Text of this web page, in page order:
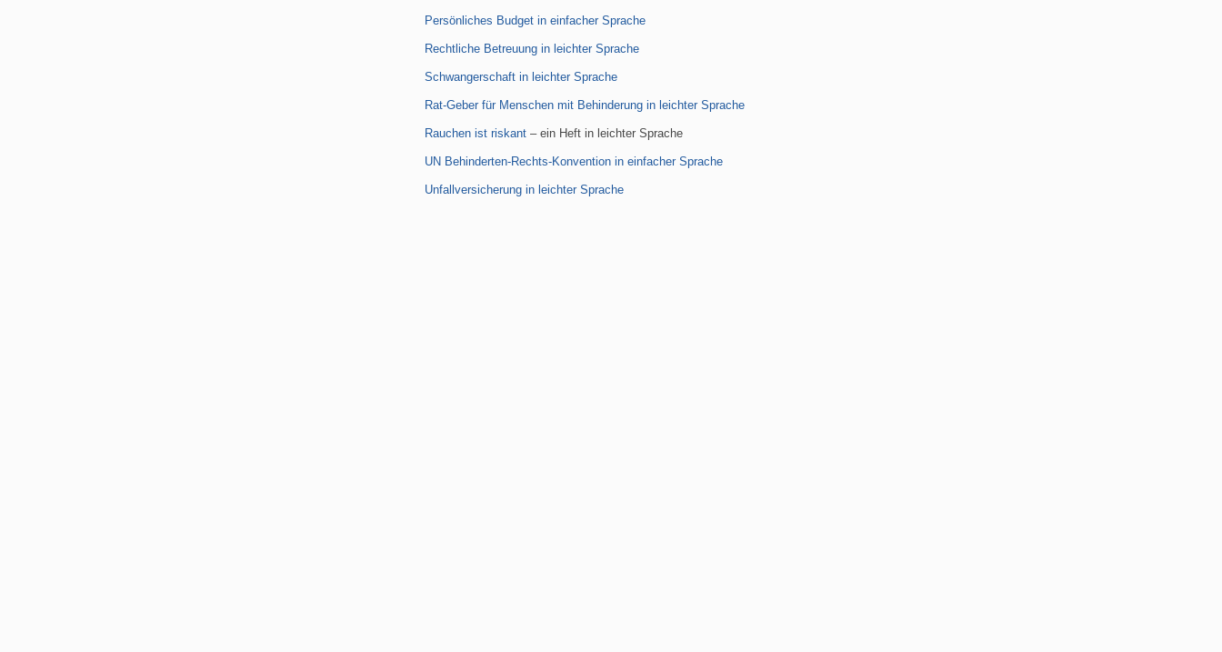
Persönliches Budget in einfacher Sprache
Rechtliche Betreuung in leichter Sprache
Schwangerschaft in leichter Sprache
Rat-Geber für Menschen mit Behinderung in leichter Sprache
Rauchen ist riskant – ein Heft in leichter Sprache
UN Behinderten-Rechts-Konvention in einfacher Sprache
Unfallversicherung in leichter Sprache